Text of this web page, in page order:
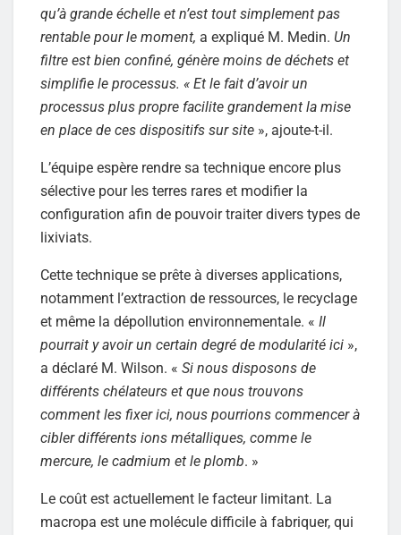
qu’à grande échelle et n’est tout simplement pas
rentable pour le moment, a expliqué M. Medin. Un
filtre est bien confiné, génère moins de déchets et
simplifie le processus. « Et le fait d’avoir un
processus plus propre facilite grandement la mise
en place de ces dispositifs sur site », ajoute-t-il.
L’équipe espère rendre sa technique encore plus
sélective pour les terres rares et modifier la
configuration afin de pouvoir traiter divers types de
lixiviats.
Cette technique se prête à diverses applications,
notamment l’extraction de ressources, le recyclage
et même la dépollution environnementale. « Il
pourrait y avoir un certain degré de modularité ici »,
a déclaré M. Wilson. « Si nous disposons de
différents chélateurs et que nous trouvons
comment les fixer ici, nous pourrions commencer à
cibler différents ions métalliques, comme le
mercure, le cadmium et le plomb. »
Le coût est actuellement le facteur limitant. La
macropa est une molécule difficile à fabriquer, qui